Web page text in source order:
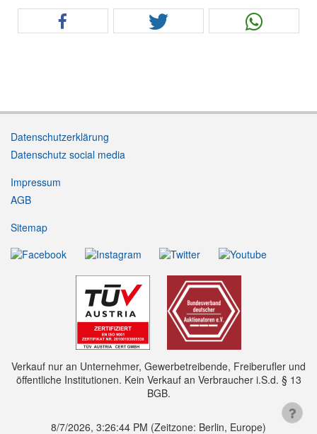
Datenschutzerklärung
Datenschutz social media
Impressum
AGB
Sitemap
Verkauf nur an Unternehmer, Gewerbetreibende, Freiberufler und
öffentliche Institutionen. Kein Verkauf an Verbraucher i.S.d. § 13
BGB.
8/7/2026, 3:26:45 PM (Zeitzone: Berlin, Europe)